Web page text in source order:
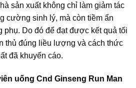
sản xuất không chỉ làm giảm tác
cường sinh lý, mà còn tiềm ẩn
phụ. Do đó để đạt được kết quả tối
thủ đúng liều lượng và cách thức
đã khuyến cáo.
uống Cnd Ginseng Run Man